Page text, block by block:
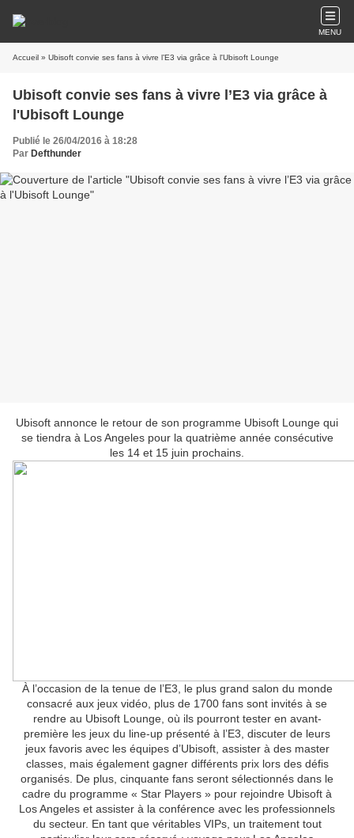
MENU
Accueil » Ubisoft convie ses fans à vivre l’E3 via grâce à l'Ubisoft Lounge
Ubisoft convie ses fans à vivre l’E3 via grâce à
l'Ubisoft Lounge
Publié le 26/04/2016 à 18:28
Par Defthunder
Ubisoft annonce le retour de son programme Ubisoft Lounge qui
se tiendra à Los Angeles pour la quatrième année consécutive
les 14 et 15 juin prochains.
À l’occasion de la tenue de l’E3, le plus grand salon du monde
consacré aux jeux vidéo, plus de 1700 fans sont invités à se
rendre au Ubisoft Lounge, où ils pourront tester en avant-
première les jeux du line-up présenté à l’E3, discuter de leurs
jeux favoris avec les équipes d’Ubisoft, assister à des master
classes, mais également gagner différents prix lors des défis
organisés. De plus, cinquante fans seront sélectionnés dans le
cadre du programme « Star Players » pour rejoindre Ubisoft à
Los Angeles et assister à la conférence avec les professionnels
du secteur. En tant que véritables VIPs, un traitement tout